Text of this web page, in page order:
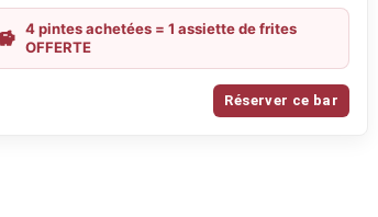
4 pintes achetées = 1 assiette de frites
OFFERTE
Réserver ce bar